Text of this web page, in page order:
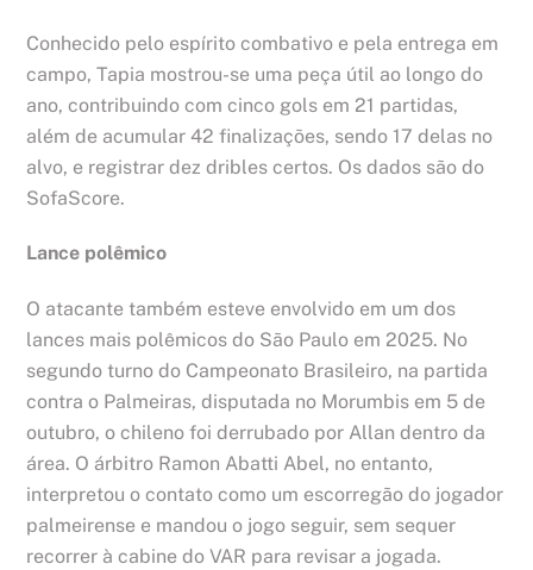
Conhecido pelo espírito combativo e pela entrega em
campo, Tapia mostrou-se uma peça útil ao longo do
ano, contribuindo com cinco gols em 21 partidas,
além de acumular 42 finalizações, sendo 17 delas no
alvo, e registrar dez dribles certos. Os dados são do
SofaScore.
Lance polêmico
O atacante também esteve envolvido em um dos
lances mais polêmicos do São Paulo em 2025. No
segundo turno do Campeonato Brasileiro, na partida
contra o Palmeiras, disputada no Morumbis em 5 de
outubro, o chileno foi derrubado por Allan dentro da
área. O árbitro Ramon Abatti Abel, no entanto,
interpretou o contato como um escorregão do jogador
palmeirense e mandou o jogo seguir, sem sequer
recorrer à cabine do VAR para revisar a jogada.